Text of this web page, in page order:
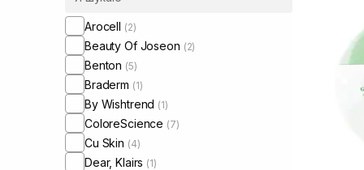
Arocell (2)
Beauty Of Joseon (2)
Benton (5)
Braderm (1)
By Wishtrend (1)
ColoreScience (7)
Cu Skin (4)
Dear, Klairs (1)